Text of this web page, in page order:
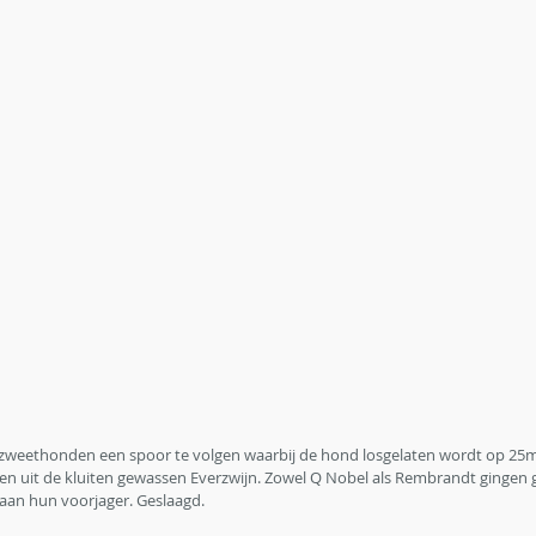
een spoor te volgen waarbij de hond losgelaten wordt op
uit de kluiten gewassen Everzwijn. Zowel Q Nobel als Rembrandt
hun voorjager. Geslaagd.